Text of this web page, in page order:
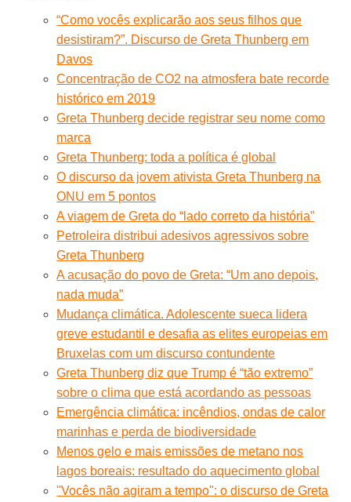
“Como vocês explicarão aos seus filhos que
desistiram?”. Discurso de Greta Thunberg em
Davos
Concentração de CO2 na atmosfera bate recorde
histórico em 2019
Greta Thunberg decide registrar seu nome como
marca
Greta Thunberg: toda a política é global
O discurso da jovem ativista Greta Thunberg na
ONU em 5 pontos
A viagem de Greta do “lado correto da história”
Petroleira distribui adesivos agressivos sobre
Greta Thunberg
A acusação do povo de Greta: “Um ano depois,
nada muda”
Mudança climática. Adolescente sueca lidera
greve estudantil e desafia as elites europeias em
Bruxelas com um discurso contundente
Greta Thunberg diz que Trump é “tão extremo”
sobre o clima que está acordando as pessoas
Emergência climática: incêndios, ondas de calor
marinhas e perda de biodiversidade
Menos gelo e mais emissões de metano nos
lagos boreais: resultado do aquecimento global
''Vocês não agiram a tempo'': o discurso de Greta